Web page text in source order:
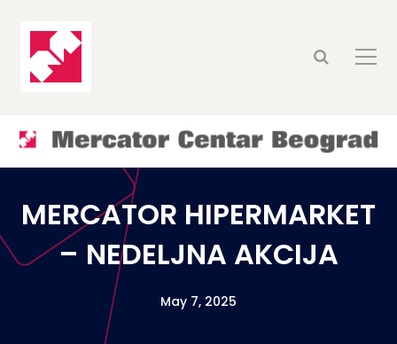
MERCATOR HIPERMARKET
– NEDELJNA AKCIJA
May 7, 2025